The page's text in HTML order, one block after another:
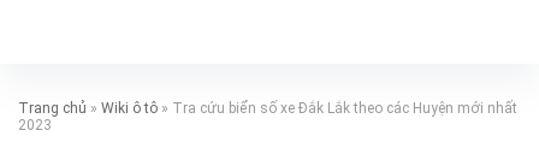
Trang chủ » Wiki ô tô » Tra cứu biển số xe Đắk Lắk theo các Huyện mới nhất
2023